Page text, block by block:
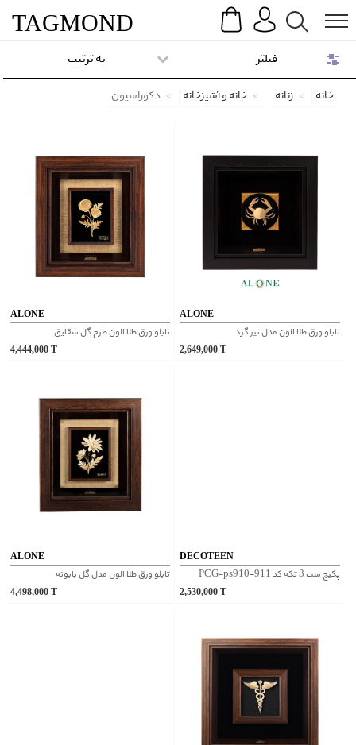
Search
TAGMOND
به ترتیب
خانه زنانه خانه و آشپزخانه دکوراسیون
ALONE
تابلو ورق طلا الون طرح گل شقایق
4,444,000T
ALONE
تابلو ورق طلا الون مدل تیر گرد
2,649,000 T
ALONE
تابلو ورق طلا الون مدل گل بابونه
4,498,000T
DECOTEEN
پکیج ست 3 تکه کد PCG-ps910-911
2,530,000 T
فیلتر